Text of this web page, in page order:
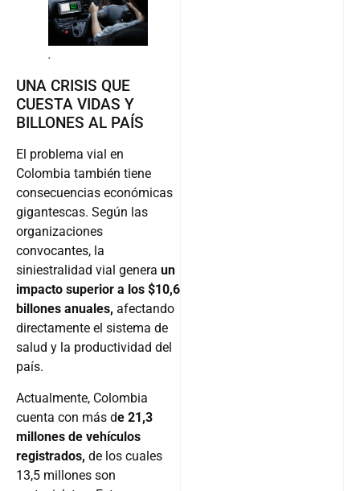
.
UNA CRISIS QUE
CUESTA VIDAS Y
BILLONES AL PAÍS
El problema vial en
Colombia también tiene
consecuencias económicas
gigantescas. Según las
organizaciones
convocantes, la
siniestralidad vial genera un
impacto superior a los $10,6
billones anuales, afectando
directamente el sistema de
salud y la productividad del
país.
Actualmente, Colombia
cuenta con más de 21,3
millones de vehículos
registrados, de los cuales
13,5 millones son